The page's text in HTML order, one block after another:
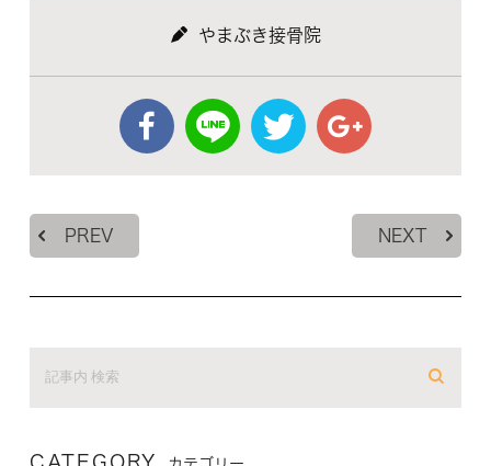
やまぶき接骨院
PREV NEXT
CATEGORY